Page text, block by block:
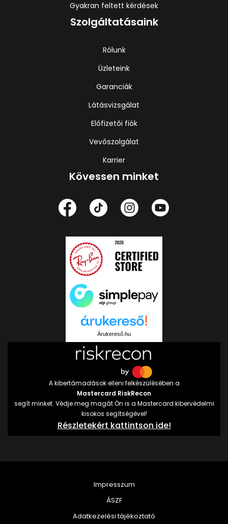
Gyakran feltett kérdések
Szolgáltatásaink
Rólunk
Üzleteink
Garanciák
Látásvizsgálat
Előfizetői fiók
Vevőszolgálat
Karrier
Kövessen minket
Árukereső.hu
A kibertámadások elleni felkészülésében a
Mastercard RiskRecon
segít minket. Védje meg magát Ön is a Mastercard kibervédelmi
kisokos segítségével!
Részletekért kattintson ide!
Impresszum
ÁSZF
Adatkezelési tájékoztató